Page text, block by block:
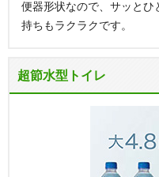
便器形状なので、サッと
持ちもラクラクです。
超節水型トイレ